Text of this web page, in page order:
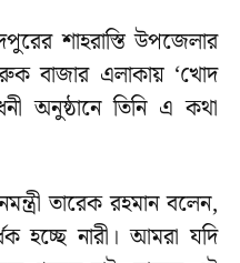
শাহরাস্তি উপজেলার
বাজার এলাকায় ‘খোদ
অনুষ্ঠানে তিনি এ কথা
তারেক রহমান বলেন,
হচ্ছে নারী। আমরা যদি